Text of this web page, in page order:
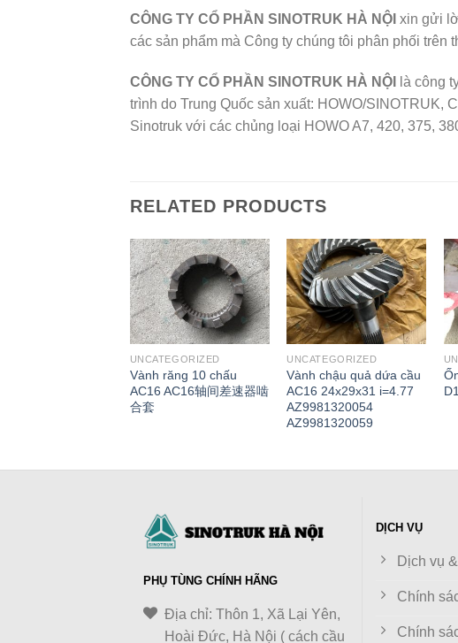
CÔNG TY CỔ PHẦN SINOTRUK HÀ NỘI xin gửi
các sản phẩm mà Công ty chúng tôi phân phối trên
CÔNG TY CỔ PHẦN SINOTRUK HÀ NỘI
là công
trình do Trung Quốc sản xuất: HOWO/SINOTRUK,
Sinotruk với các chủng loại HOWO A7, 420, 375,
RELATED PRODUCTS
UNCATEGORIZED
Vành răng 10 chấu
AC16 AC16轴间差速器啮
合套
UNCATEGORIZED
Vành chậu quả dứa cầu
AC16 24x29x31 i=4.77
AZ9981320054
AZ9981320059
PHỤ TÙNG CHÍNH HÃNG
Địa chỉ: Thôn 1, Xã Lại Yên,
Hoài Đức, Hà Nội ( cách cầu
DỊCH VỤ
Dịch vụ
Chính
Chính